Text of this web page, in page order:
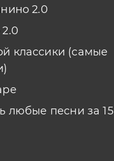
2.0
классики (самые
любые песни за 15